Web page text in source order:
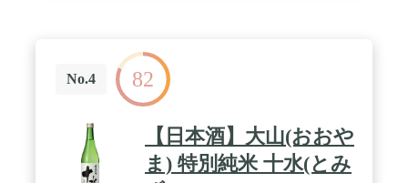
No.4 82
【日本酒】大山(おおや
ま) 特別純米 十水(とみ